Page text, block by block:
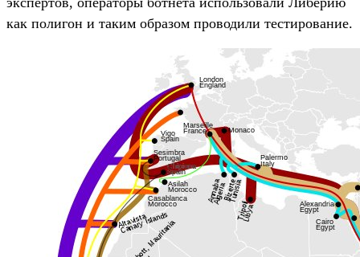
как полигон и таким образом проводили тестирование.